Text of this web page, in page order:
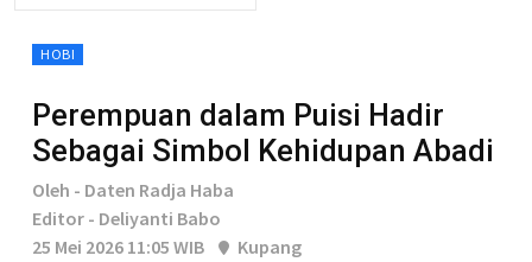
HOBI
Perempuan dalam Puisi Hadir
Sebagai Simbol Kehidupan Abadi
Oleh - Daten Radja Haba
Editor - Deliyanti Babo
25 Mei 2026 11:05 WIB
Kupang